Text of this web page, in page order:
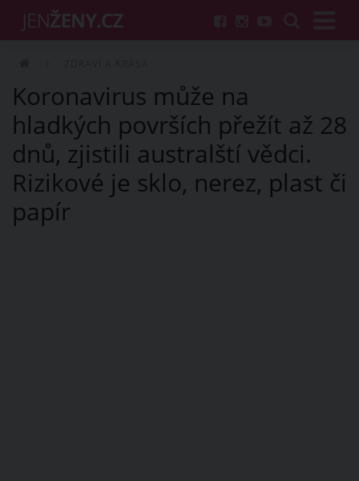
Koronavirus může na
hladkých površích přežít až 28
dnů, zjistili australští vědci.
Rizikové je sklo, nerez, plast či
papír